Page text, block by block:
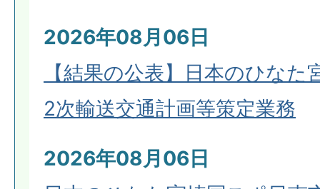
2026年08月06日
【結果の公表】日本のひな
2次輸送交通計画等策定業務
2026年08月06日